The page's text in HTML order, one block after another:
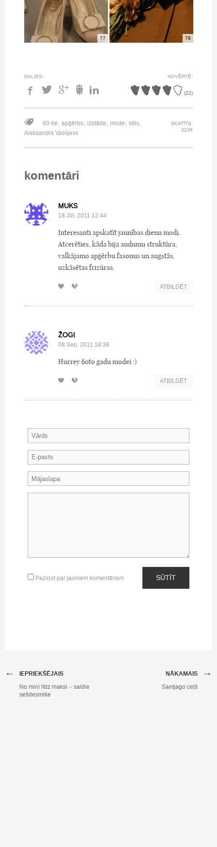
77 78
DALIES: NOVĒRTĒ:
(22)
60-tie, apģērbs, izstāde, mode, stils,
Aleksandrs Vasiļjevs
SKATĪTS:
3236
komentāri
MUKS
18.Jūl, 2011 12:44
Interesanti apskatīt jaunības dienu modi.
Atcerēties, kāda bija audumu struktūra,
valkājamo apģērbu fasonus un augstās,
uzkāsētas frizūras.
ATBILDĒT
ŽOGI
08.Sep, 2011 18:38
Hurrey 60to gadu modei :)
ATBILDĒT
Paziņot par jauniem komentāriem SŪTĪT
IEPRIEKŠĒJAIS
←
No mini līdz maksi – saldie
sešdesmitie
NĀKAMAIS →
Santjago ceļš